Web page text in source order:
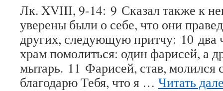
Лк. XVIII, 9-14: 9 Сказал также к
уверены были о себе, что они
других, следующую притчу: 10 два
храм помолиться: один фарисей, а
мытарь. 11 Фарисей, став, молился
благодарю Тебя, что я … Читать